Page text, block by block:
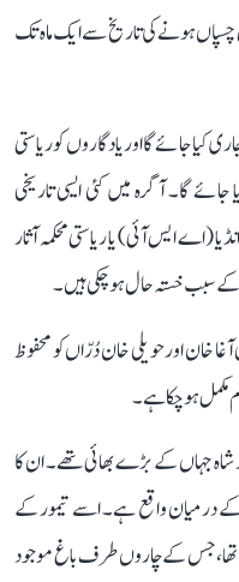
چسپاں ہونے کی تاریخ سے ایک ماہ تک
کیا جائے گا اور یادگاروں کو ریاستی
گا۔ آگرہ میں کئی ایسی تاریخی
(اے ایس آئی) یا ریاستی محکمہ آثار
کے سبب خستہ حال ہو چکی ہیں۔
خان اور حویلی خان دُرّاں کو محفوظ
مکمل ہو چکا ہے۔
شاہ جہاں کے بڑے بھائی تھے۔ ان کا
کے درمیان واقع ہے۔ اسے تیمور کے
تھا، جس کے چاروں طرف باغ موجود